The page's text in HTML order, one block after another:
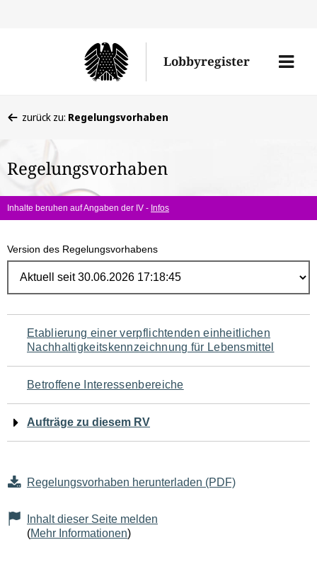
Lobbyregister
Menü
befinden
hier:
zurück zu: Regelungsvorhaben
Regelungsvorhaben
Inhalte beruhen auf Angaben der IV - Infos
Version des Regelungsvorhabens
Navigation
für
den
Seiteninhalt
Etablierung einer verpflichtenden einheitlichen
Nachhaltigkeitskennzeichnung für Lebensmittel
Betroffene Interessenbereiche
Aufträge zu diesem RV
Regelungsvorhaben herunterladen (PDF)
Inhalt dieser Seite melden
(Mehr Informationen)